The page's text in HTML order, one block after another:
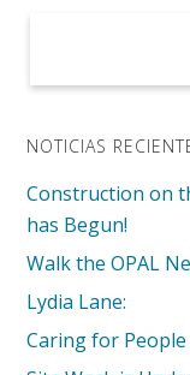
NOTICIAS
Construction on
has Begun!
Walk the OPAL
Lydia Lane:
Caring for